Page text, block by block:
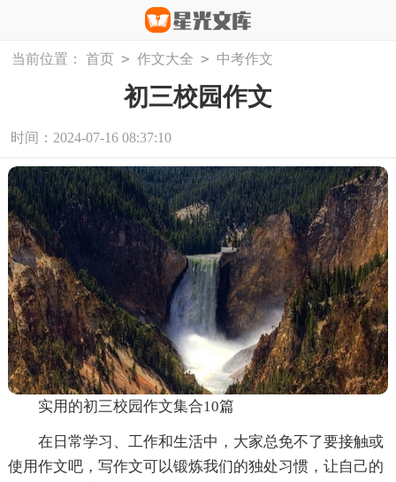
当前位置： 首页 > 作文大全 > 中考作文
初三校园作文
时间：2024-07-16 08:37:10
实用的初三校园作文集合10篇
在日常学习、工作和生活中，大家总免不了要接触或
使用作文吧，写作文可以锻炼我们的独处习惯，让自己的